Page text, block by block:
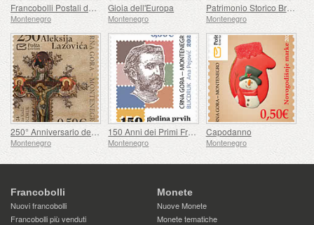
Francobolli Postali del Giorno Prima
Montenegro
Gioia dell'Europa
Montenegro
Patrimonio Storico Brskovo
Montenegro
250° Anniversario della Nascita di Aleksije Lazović
Montenegro
150 Anni dei Primi Francobolli Montenegrini
Montenegro
Capodanno
Montenegro
Francobolli
Nuovi francobolli
Francobolli più venduti
Monete
Nuove Monete
Monete tematiche